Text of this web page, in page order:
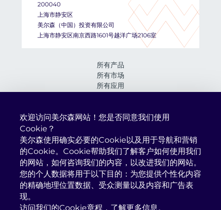
所有产品
所有市场
所有应用
资讯与活动
在美尔森工作
200040
上海市静安区
美尔森（中国）投资有限公司
上海市静安区南京西路1601号越洋广场2106室
Mersen Property 2026
法律声明
个人信息保护政策
网站导航
欢迎访问美尔森网站！您是否同意我们使用
Cookie？
美尔森使用确实必要的Cookie以及用于导航和营销
的Cookie。Cookie帮助我们了解客户如何使用我们
的网站，如何咨询我们的内容，以改进我们的网站。
您的个人数据将用于以下目的：为您提供个性化内容
的精确地理位置数据、受众测量以及内容和广告表
现。
访问我们的Cookie章程， 了解更多信息。